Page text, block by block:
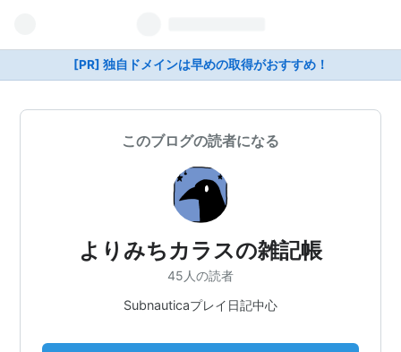
[PR] 独自ドメインは早めの取得がおすすめ！
このブログの読者になる
よりみちカラスの雑記帳
45人の読者
Subnauticaプレイ日記中心